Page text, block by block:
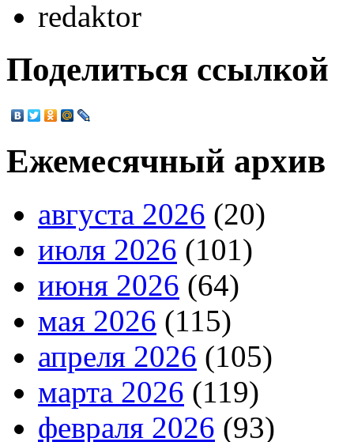
redaktor
Поделиться ссылкой
Ежемесячный архив
августа 2026 (20)
июля 2026 (101)
июня 2026 (64)
мая 2026 (115)
апреля 2026 (105)
марта 2026 (119)
февраля 2026 (93)